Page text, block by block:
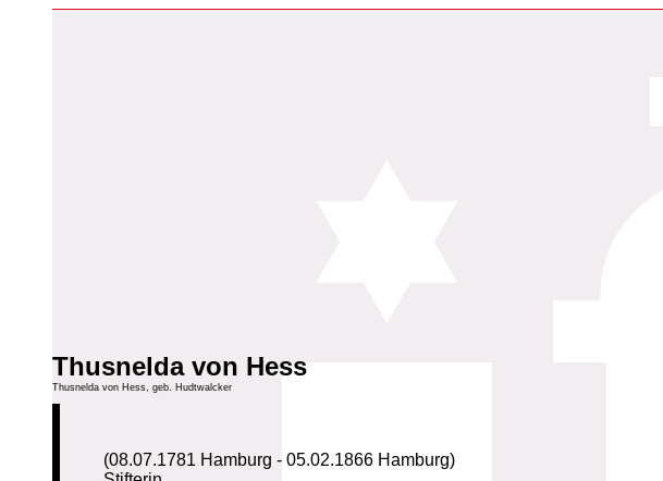
Thusnelda von Hess
Thusnelda von Hess, geb. Hudtwalcker
(08.07.1781 Hamburg - 05.02.1866 Hamburg)